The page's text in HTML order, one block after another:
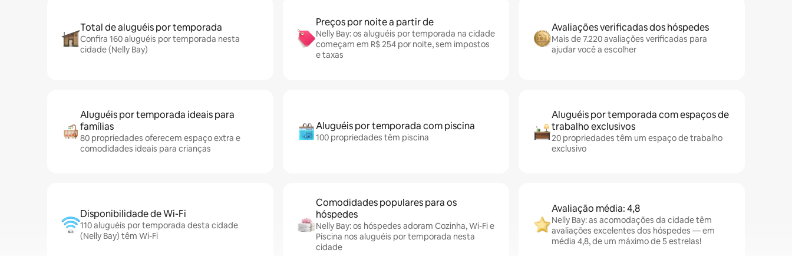
Total de aluguéis por temporada
Confira 160 aluguéis por temporada nesta
cidade (Nelly Bay)
Preços por noite a partir de
Nelly Bay: os aluguéis por temporada na cidade
começam em R$ 254 por noite, sem impostos
e taxas
Avaliações verificadas dos hóspedes
Mais de 7.220 avaliações verificadas para
ajudar você a escolher
Aluguéis por temporada ideais para
famílias
80 propriedades oferecem espaço extra e
comodidades ideais para crianças
Aluguéis por temporada com piscina
100 propriedades têm piscina
Aluguéis por temporada com espaços de
trabalho exclusivos
20 propriedades têm um espaço de trabalho
exclusivo
Disponibilidade de Wi-Fi
110 aluguéis por temporada desta cidade
(Nelly Bay) têm Wi-Fi
Comodidades populares para os
hóspedes
Nelly Bay: os hóspedes adoram Cozinha, Wi-Fi e
Piscina nos aluguéis por temporada nesta
cidade
Avaliação média: 4,8
Nelly Bay: as acomodações da cidade têm
avaliações excelentes dos hóspedes — em
média 4,8, de um máximo de 5 estrelas!